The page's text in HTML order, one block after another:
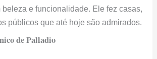
beleza e funcionalidade. Ele fez casas,
públicos que até hoje são admirados.
de Palladio